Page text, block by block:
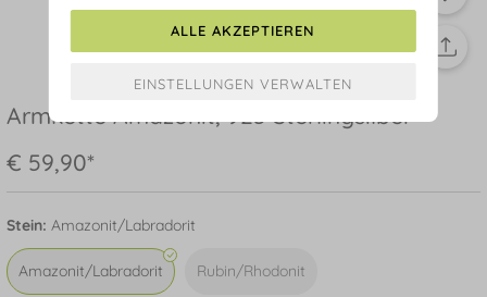
Armkette Amazonit, 925 Sterlingsilber
€ 59,90*
Stein: Amazonit/Labradorit
Amazonit/Labradorit Rubin/Rhodonit
ALLE AKZEPTIEREN